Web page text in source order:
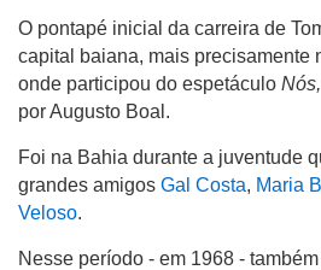
O pontapé inicial da carreira de
capital baiana, mais precisamente
onde participou do espetáculo
por Augusto Boal.
Foi na Bahia durante a juventude
grandes amigos Gal Costa, Maria
Veloso.
Nesse período - em 1968 -